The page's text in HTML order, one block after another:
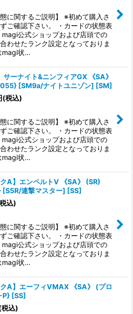
態に関するご説明】 ※初めて購入さ
ご確認下さい。 ・カードの状態表
magi公式ショップおよび店頭での
わせたランク設定となっておりま
magi状…
サーナイト&ニンフィアGX 《SA》
[SM9a/ナイトユニゾン] [SM]
(税込)
態に関するご説明】 ※初めて購入さ
ご確認下さい。 ・カードの状態表
magi公式ショップおよび店頭での
わせたランク設定となっておりま
magi状…
クA】エンペルトV 《SA》 (SR)
連撃マスター] [SS]
込)
態に関するご説明】 ※初めて購入さ
ご確認下さい。 ・カードの状態表
magi公式ショップおよび店頭での
わせたランク設定となっておりま
magi状…
クA】エーフィVMAX 《SA》 (プロ
P} [SS]
税込)